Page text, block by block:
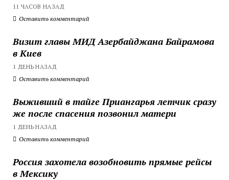
11 ЧАСОВ НАЗАД
Оставить комментарий
Визит главы МИД Азербайджана Байрамова
в Киев
1 ДЕНЬ НАЗАД
Оставить комментарий
Выживший в тайге Приангарья летчик сразу
же после спасения позвонил матери
1 ДЕНЬ НАЗАД
Оставить комментарий
Россия захотела возобновить прямые рейсы
в Мексику